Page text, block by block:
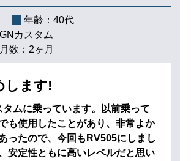
年齢： 40代
カスタム
数： 2ヶ月
します!
タムに乗っています。以前乗って
も使用したことがあり、非常よか
ったので、今回もRV505にしまし
安定性ともに高いレベルだと思い